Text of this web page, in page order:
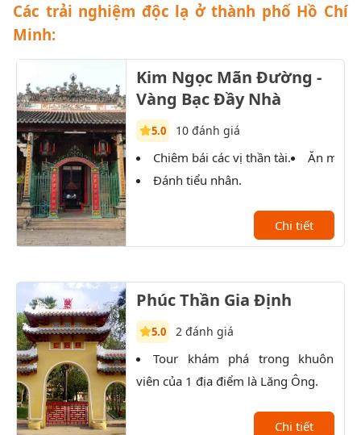
Các trải nghiệm độc lạ ở thành phố Hồ Chí
Minh:
Kim Ngọc Mãn Đường -
Vàng Bạc Đầy Nhà
5.0 10 đánh giá
Chiêm bái các vị thần tài.
Đánh tiểu nhân.
Ăn món
Chi tiết
Phúc Thần Gia Định
5.0 2 đánh giá
Tour khám phá trong khuôn
viên của 1 địa điểm là Lăng Ông.
Chi tiết